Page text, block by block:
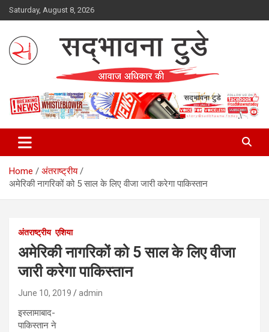
Skip
to
Saturday, August 8, 2026
Sadbhawna Today
Home
अंतराष्ट्रीय
अमेरिकी नागरिकों को 5 साल के लिए वीजा जारी करेगा पाकिस्तान
अंतराष्ट्रीय एशिया
अमेरिकी नागरिकों को 5 साल के लिए वीजा
जारी करेगा पाकिस्तान
June 10, 2019 admin
इस्लामाबाद-
पाकिस्तान ने